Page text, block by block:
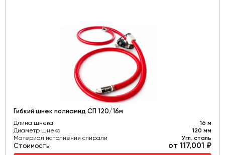
Гибкий шнек полиамид СП 120/16м
Длина шнека
16 м
Диаметр шнека
120 мм
Материал исполнения спирали
Угл. сталь
Стоимость: от 117,001 ₽